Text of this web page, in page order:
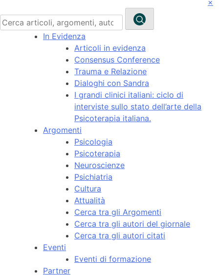
×
Ricerca
per:
In Evidenza
Articoli in evidenza
Consensus Conference
Trauma e Relazione
Dialoghi con Sandra
I grandi clinici italiani: ciclo di
interviste sullo stato dell’arte della
Psicoterapia italiana.
Argomenti
Psicologia
Psicoterapia
Neuroscienze
Psichiatria
Cultura
Attualità
Cerca tra gli Argomenti
Cerca tra gli autori del giornale
Cerca tra gli autori citati
Eventi
Eventi di formazione
Partner